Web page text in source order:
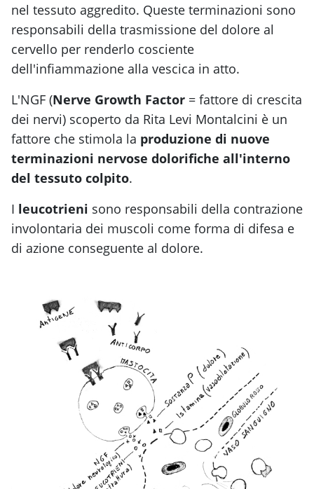
nel tessuto aggredito. Queste terminazioni sono
responsabili della trasmissione del dolore al
cervello per renderlo cosciente
dell'infiammazione alla vescica in atto.
L'NGF (Nerve Growth Factor = fattore di crescita
dei nervi) scoperto da Rita Levi Montalcini è un
fattore che stimola la produzione di nuove
terminazioni nervose dolorifiche all'interno
del tessuto colpito.
I leucotrieni sono responsabili della contrazione
involontaria dei muscoli come forma di difesa e
di azione conseguente al dolore.